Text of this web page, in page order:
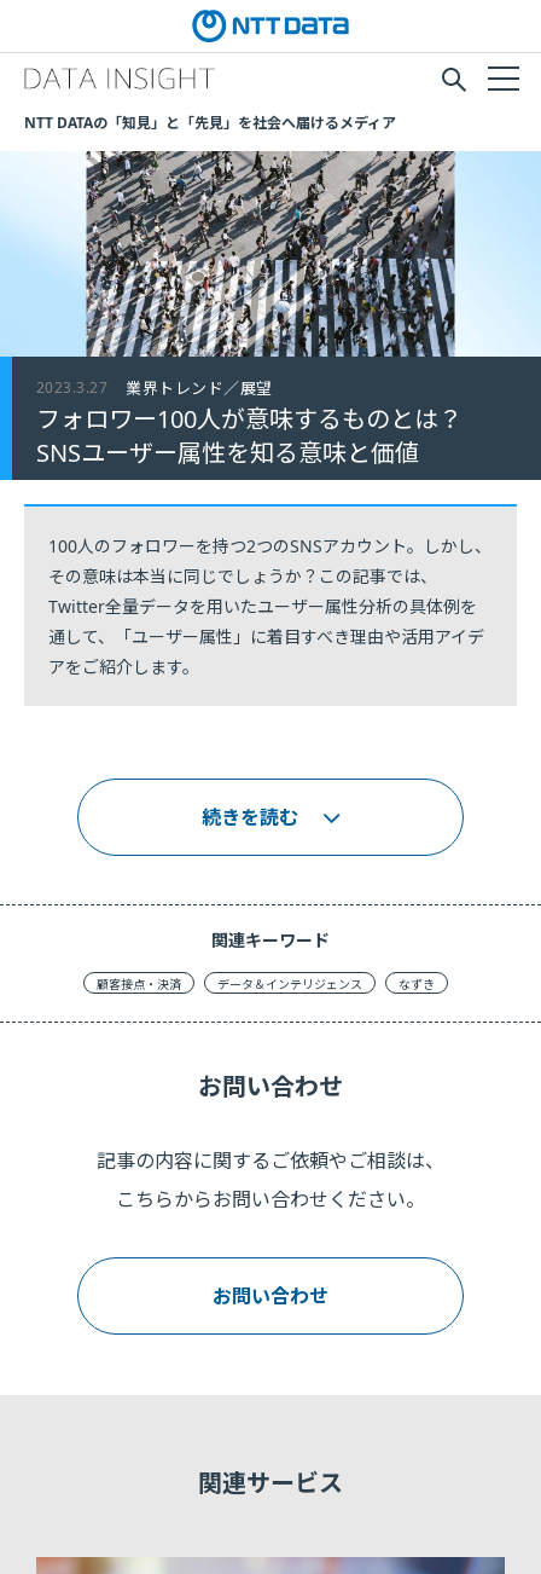
NTT DATAの「知見」と「先見」を社会へ届けるメディア
2023.3.27 業界トレンド／展望
フォロワー100人が意味するものとは？
SNSユーザー属性を知る意味と価値
100人のフォロワーを持つ2つのSNSアカウント。しかし、
その意味は本当に同じでしょうか？この記事では、
Twitter全量データを用いたユーザー属性分析の具体例を
通して、「ユーザー属性」に着目すべき理由や活用アイデ
アをご紹介します。
続きを読む
関連サービス
関連キーワード
顧客接点・決済 データ＆インテリジェンス なずき
お問い合わせ
記事の内容に関するご依頼やご相談は、
こちらからお問い合わせください。
お問い合わせ